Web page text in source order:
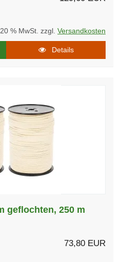
% MwSt. zzgl. Versandkosten
Details
geflochten, 250 m
73,80 EUR